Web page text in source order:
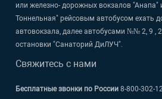
или железно- дорожных вокзалов "Анапа"
Тоннельная" рейсовым автобусом ехать
автовокзала, далее автобусами №№ 2, 9 ,
остановки "Санаторий ДиЛУЧ".
Свяжитесь с нами
Бесплатные звонки по России8-800-302-